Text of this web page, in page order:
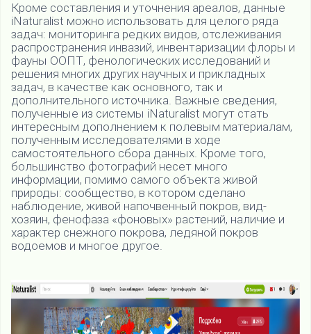
Кроме составления и уточнения ареалов, данные
iNaturalist можно использовать для целого ряда
задач: мониторинга редких видов, отслеживания
распространения инвазий, инвентаризации флоры и
фауны ООПТ, фенологических исследований и
решения многих других научных и прикладных
задач, в качестве как основного, так и
дополнительного источника. Важные сведения,
полученные из системы iNaturalist могут стать
интересным дополнением к полевым материалам,
полученным исследователями в ходе
самостоятельного сбора данных. Кроме того,
большинство фотографий несет много
информации, помимо самого объекта живой
природы: сообщество, в котором сделано
наблюдение, живой напочвенный покров, вид-
хозяин, фенофаза «фоновых» растений, наличие и
характер снежного покрова, ледяной покров
водоемов и многое другое.